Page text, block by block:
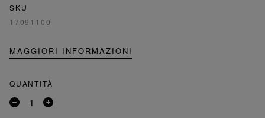
SKU
17091100
MAGGIORI INFORMAZIONI
QUANTITÀ
Rimuovi
Aggiungi